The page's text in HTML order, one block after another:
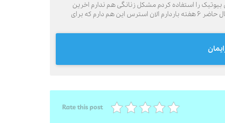
را استفاده کردم مشکل زنانگی هم ندارم اخرین
سونو یکم دیواره مثانه ضخیم شده و به من گفتن التهاب داره و عصبی هست . واقعا درد امانم را بریده موقع ادرار. ۳۶ ساله هستم و در حال حاضر ۶ هفته باردارم الان استرس این هم دارم که برای
Rate this post